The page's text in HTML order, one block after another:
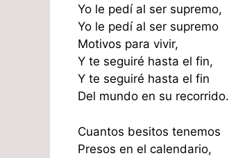
Yo le pedí al ser supremo,
Yo le pedí al ser supremo
Motivos para vivir,
Y te seguiré hasta el fin,
Y te seguiré hasta el fin
Del mundo en su recorrido.
Cuantos besitos tenemos
Presos en el calendario,